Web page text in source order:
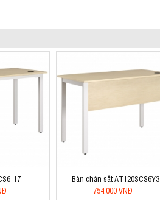
17
Bàn chân sắt AT120SCS6Y3
754.000 VNĐ